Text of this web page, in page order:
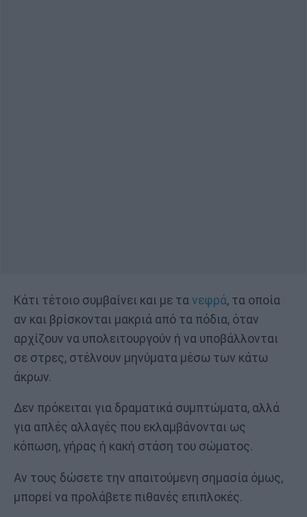
Κάτι τέτοιο συμβαίνει και με τα νεφρά, τα οποία
αν και βρίσκονται μακριά από τα πόδια, όταν
αρχίζουν να υπολειτουργούν ή να υποβάλλονται
σε στρες, στέλνουν μηνύματα μέσω των κάτω
άκρων.
Δεν πρόκειται για δραματικά συμπτώματα, αλλά
για απλές αλλαγές που εκλαμβάνονται ως
κόπωση, γήρας ή κακή στάση του σώματος.
Αν τους δώσετε την απαιτούμενη σημασία όμως,
μπορεί να προλάβετε πιθανές επιπλοκές.